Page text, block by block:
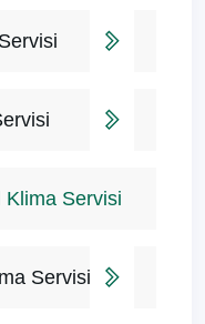
Klima Servisi
Servisi